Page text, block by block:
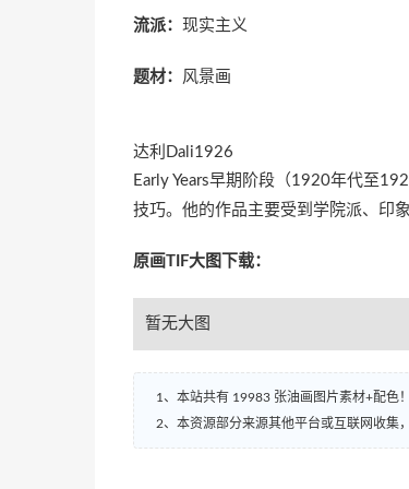
流派： 现实主义
题材： 风景画
达利Dali1926
Early Years早期阶段（1920年代至
技巧。他的作品主要受到学院派、印
原画TIF大图下载：
暂无大图
1、本站共有 19983 张油画图片素材+配色！
2、本资源部分来源其他平台或互联网收集